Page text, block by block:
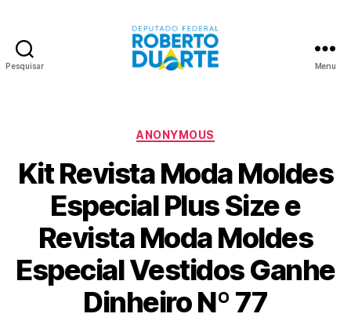
Pesquisar Menu
Categorias
ANONYMOUS
Kit Revista Moda Moldes
Especial Plus Size e
Revista Moda Moldes
Especial Vestidos Ganhe
Dinheiro Nº 77